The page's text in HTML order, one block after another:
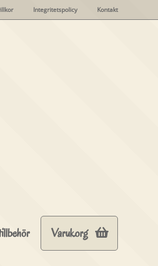
Integritetspolicy Kontakt
Varukorg